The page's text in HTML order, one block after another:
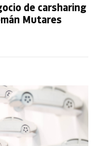
de carsharing
Mutares